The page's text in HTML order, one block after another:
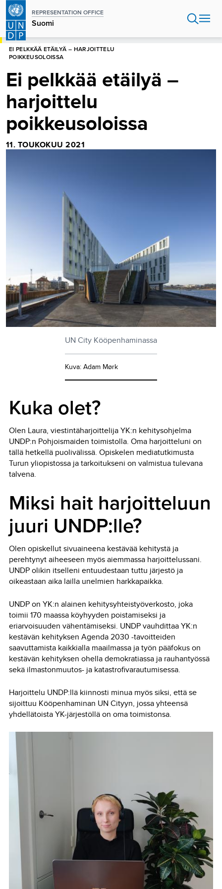
Hyppää
pääsisältöönREPRESENTATION OFFICE
Suomi
ETUSIVU
EI PELKKÄÄ ETÄILYÄ – HARJOITTELU
POIKKEUSOLOISSA
Ei pelkkää etäilyä –
harjoittelu
poikkeusoloissa
11. TOUKOKUU 2021
UN City Kööpenhaminassa
Kuva: Adam Mørk
Kuka olet?
Olen Laura, viestintäharjoittelija YK:n kehitysohjelma
UNDP:n Pohjoismaiden toimistolla. Oma harjoitteluni on
tällä hetkellä puolivälissä. Opiskelen mediatutkimusta
Turun yliopistossa ja tarkoitukseni on valmistua tulevana
talvena.
Miksi hait harjoitteluun
juuri UNDP:lle?
Olen opiskellut sivuaineena kestävää kehitystä ja
perehtynyt aiheeseen myös aiemmassa harjoittelussani.
UNDP olikin itselleni entuudestaan tuttu järjestö ja
oikeastaan aika lailla unelmien harkkapaikka.
UNDP on YK:n alainen kehitysyhteistyöverkosto, joka
toimii 170 maassa köyhyyden poistamiseksi ja
eriarvoisuuden vähentämiseksi. UNDP vauhdittaa YK:n
kestävän kehityksen Agenda 2030 -tavoitteiden
saavuttamista kaikkialla maailmassa ja työn pääfokus on
kestävän kehityksen ohella demokratiassa ja rauhantyössä
sekä ilmastonmuutos- ja katastrofivarautumisessa.
Harjoittelu UNDP:llä kiinnosti minua myös siksi, että se
sijoittuu Kööpenhaminan UN Cityyn, jossa yhteensä
yhdellätoista YK-järjestöllä on oma toimistonsa.